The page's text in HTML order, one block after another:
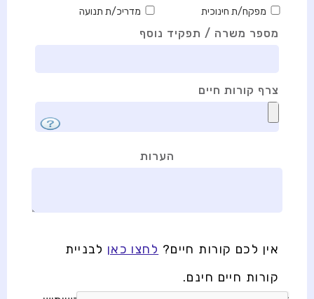
מפקח/ת חינוכית
מדריכ/ת תנועה
מספר משרה / תפקיד נוסף
צרף קורות חיים
הערות
אין לכם קורות חיים? לחצו כאן לבניית
קורות חיים חינם.